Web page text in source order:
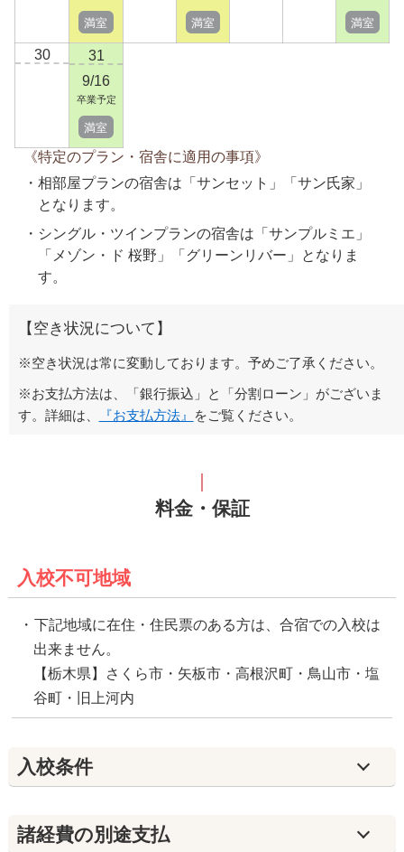
満室 満室 満室
30
31
9/16
卒業予定
満室
《特定のプラン・宿舎に適用の事項》
相部屋プランの宿舎は「サンセット」「サン氏家」
となります。
シングル・ツインプランの宿舎は「サンプルミエ」
「メゾン・ド 桜野」「グリーンリバー」となりま
す。
【空き状況について】
※空き状況は常に変動しております。予めご了承ください。
※お支払方法は、「銀行振込」と「分割ローン」がございま
す。詳細は、
『お支払方法』 をご覧ください。
料金・保証
入校不可地域
下記地域に在住・住民票のある方は、合宿での入校は
出来ません。
【栃木県】さくら市・矢板市・高根沢町・鳥山市・塩
谷町・旧上河内
入校条件
諸経費の別途支払